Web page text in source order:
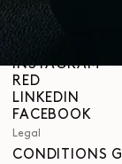
DROIT DE
TRAÇABILITÉ
Social
INSTAGRAM
RED
LINKEDIN
FACEBOOK
Legal
CONDITIONS